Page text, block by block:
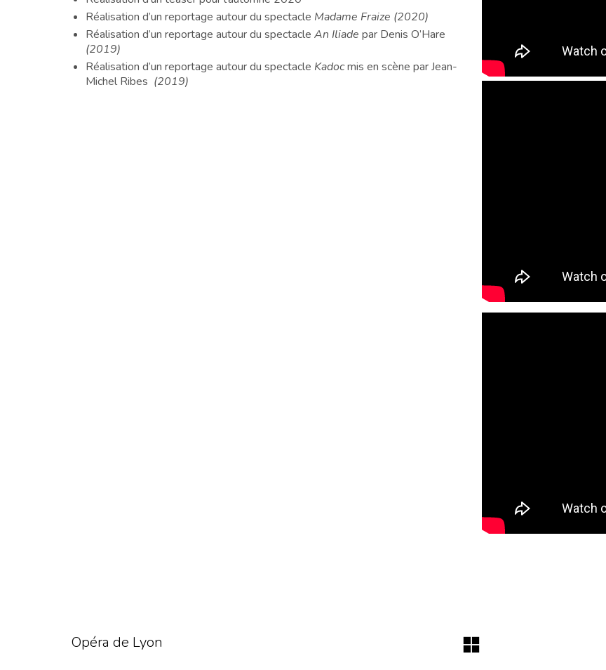
Réalisation d’un reportage autour du spectacle Madame Fraize (2020)
Réalisation d’un reportage autour du spectacle An Iliade par Denis O’Hare
(2019)
Réalisation d’un reportage autour du spectacle Kadocmis en scène par Jean-
Michel Ribes (2019)
Opéra de Lyon